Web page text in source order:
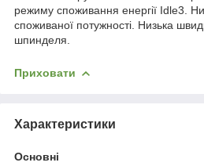
режиму споживання енергії Idle3.
споживаної потужності. Низька
шпинделя.
Приховати
Характеристики
Основні